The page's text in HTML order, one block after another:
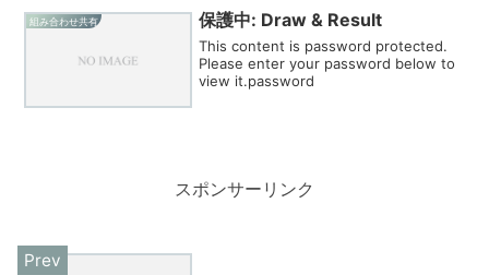
組み合わせ共有 保護中: Draw & Result
This content is password protected.
Please enter your password below to
view it.password
スポンサーリンク